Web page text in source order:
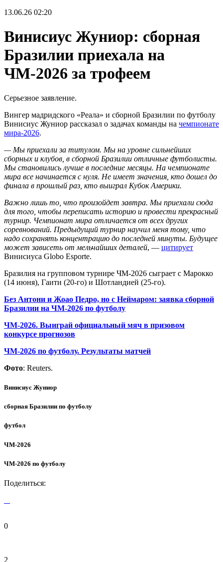
13.06.26 02:20
Винисиус Жуниор: сборная
Бразилии приехала на
ЧМ-2026 за трофеем
Серьезное заявление.
Вингер мадридского «Реала» и сборной Бразилии по футболу
Винисиус Жуниор рассказал о задачах команды на чемпионате
мира-2026.
— Мы приехали за титулом. Мы на уровне сильнейших
сборных и клубов, в сборной Бразилии отличные футболисты.
Мы становились лучше в последние месяцы. На чемпионате
мира все начинается с нуля. Не имеет значения, кто дошел до
финала в прошлый раз, кто выиграл Кубок Америки.
Важно лишь то, что произойдет завтра. Мы приехали сюда
для того, чтобы переписать историю и провести прекрасный
турнир. Чемпионат мира отличается от всех других
соревнований. Предыдущий турнир научил меня тому, что
надо сохранять концентрацию до последней минуты. Будущее
может зависеть от мельчайших деталей, — цитирует
Винисиуса Globo Esporte.
Бразилия на групповом турнире ЧМ-2026 сыграет с Марокко
(14 июня), Гаити (20-го) и Шотландией (25-го).
Без Антони и Жоао Педро, но с Неймаром: заявка сборной
Бразилии на ЧМ-2026 по футболу
ЧМ-2026. Выиграй официальный мяч в призовом
конкурсе прогнозов
ЧМ-2026 по футболу. Результаты матчей
Фото: Reuters.
Винисиус Жуниор
сборная Бразилии по футболу
футбол
ЧМ-2026
ЧМ-2026 по футболу
Поделиться:
0
2